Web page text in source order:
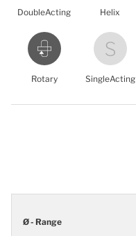
DoubleActing Helix
Rotary SingleActing
Ø - Range